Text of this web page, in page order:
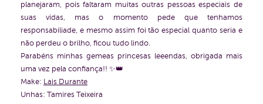
planejaram, pois faltaram muitas outras pessoas especiais de
suas vidas, mas o momento pede que tenhamos
responsabiliade, e mesmo assim foi tão especial quanto seria e
não perdeu o brilho, ficou tudo lindo.
Parabéns minhas gemeas princesas leeendas, obrigada mais
uma vez pela confiança!! ✨👑
Make: Lais Durante
Unhas: Tamires Teixeira